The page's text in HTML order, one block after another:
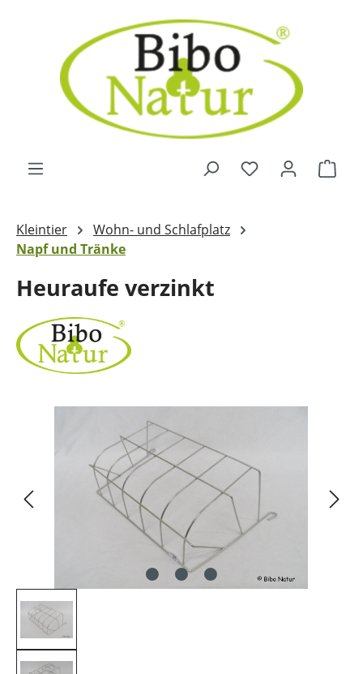
Zum Hauptinhalt springen
Kleintier
Wohn- und Schlafplatz
Napf und Tränke
Heuraufe verzinkt